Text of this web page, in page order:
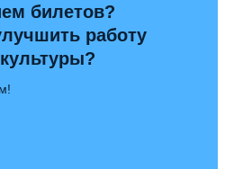
билетов?
работу